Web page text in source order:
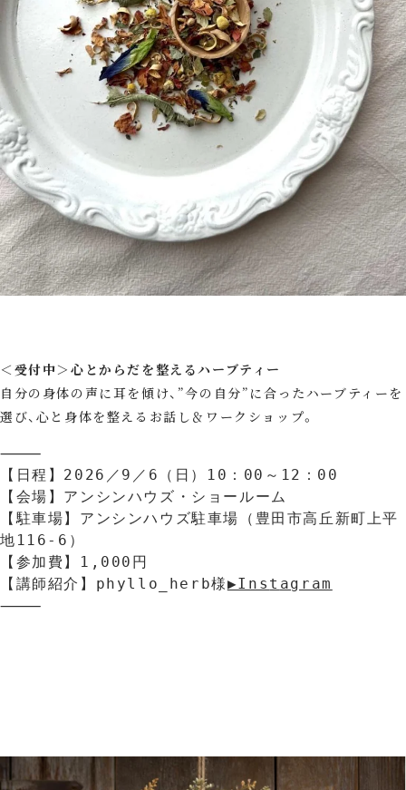
＜受付中＞心とからだを整えるハーブティー
自分の身体の声に耳を傾け、”今の自分”に合ったハーブティーを
選び、心と身体を整えるお話し＆ワークショップ。
⸻
【日程】2026／9／6（日）10：00～12：00
【会場】アンシンハウズ・ショールーム
【駐車場】アンシンハウズ駐車場（豊田市高丘新町上平
地116-6）
【参加費】1,000円
【講師紹介】phyllo_herb様▶Ins t agram
⸻